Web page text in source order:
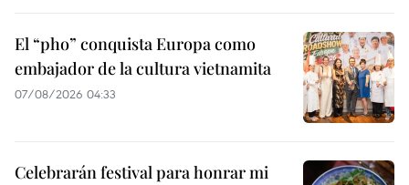
El “pho” conquista Europa como
embajador de la cultura vietnamita
07/08/2026 04:33
Celebrarán festival para honrar mi